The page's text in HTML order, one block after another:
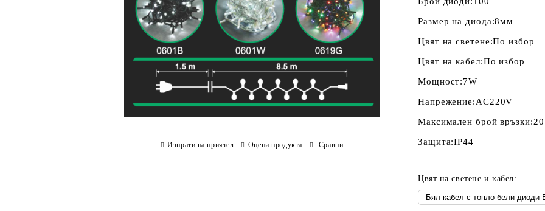
Размер на диода:8мм
Цвят на светене:По избор
Цвят на кабел:По избор
Мощност:7W
Напрежение:AC220V
Максимален брой връзки:20
Защита:IP44
Цвят на светене и кабел:
Изпрати на приятел Оцени продукта Сравни